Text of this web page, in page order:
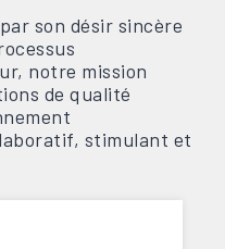
son désir sincère
notre mission
de qualité
stimulant et